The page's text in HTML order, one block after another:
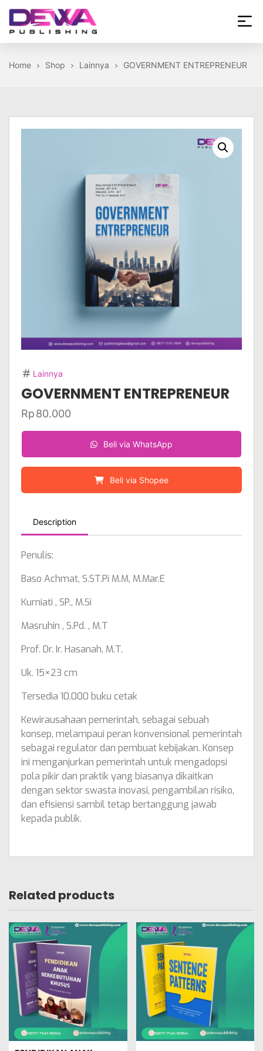
Skip
theDewa
Home
Shop Lainnya GOVERNMENT ENTREPRENEUR
Lainnya
GOVERNMENT ENTREPRENEUR
Rp80.000
Beli via WhatsApp
Beli via Shopee
Description
Penulis:
Baso Achmat, S.ST.Pi M.M, M.Mar.E
Kurniati , SP., M.Si
Masruhin , S.Pd. , M.T
Prof. Dr. Ir. Hasanah, M.T.
Uk. 15×23 cm
Tersedia 10.000 buku cetak
Kewirausahaan pemerintah, sebagai sebuah
konsep, melampaui peran konvensional pemerintah
sebagai regulator dan pembuat kebijakan. Konsep
ini menganjurkan pemerintah untuk mengadopsi
pola pikir dan praktik yang biasanya dikaitkan
dengan sektor swasta inovasi, pengambilan risiko,
dan efisiensi sambil tetap bertanggung jawab
kepada publik.
Related products